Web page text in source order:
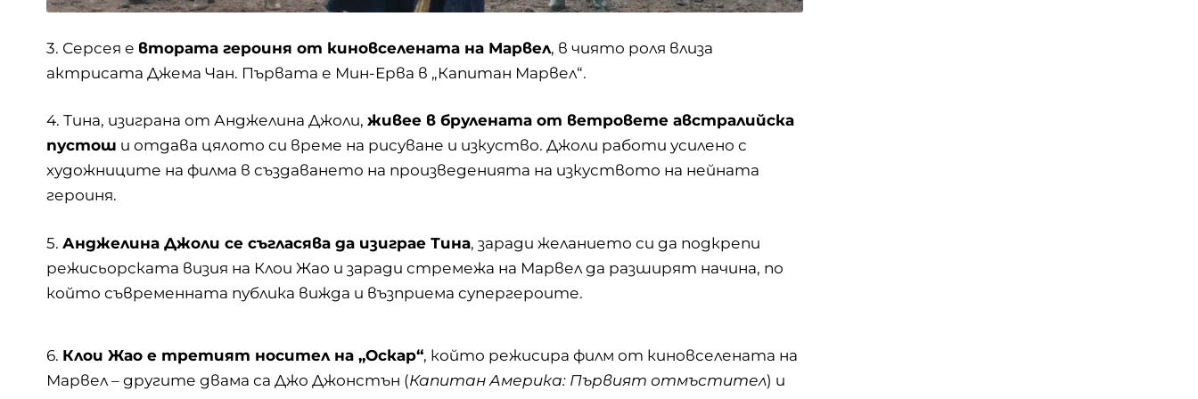
3. Серсея е втората героиня от киновселената на Марвел, в чиято роля влиза
актрисата Джема Чан. Първата е Мин-Ерва в „Капитан Марвел“.
4. Тина, изиграна от Анджелина Джоли, живее в брулената от ветровете австралийска
пустош и отдава цялото си време на рисуване и изкуство. Джоли работи усилено с
художниците на филма в създаването на произведенията на изкуството на нейната
героиня.
5. Анджелина Джоли се съгласява да изиграе Тина, заради желанието си да подкрепи
режисьорската визия на Клои Жао и заради стремежа на Марвел да разширят начина, по
който съвременната публика вижда и възприема супергероите.
6. Клои Жао е третият носител на „Оскар“, който режисира филм от киновселената на
Марвел – другите двама са Джо Джонстън (Капитан Америка: Първият отмъстител) и